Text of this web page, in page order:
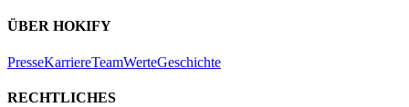
ÜBER HOKIFY
PresseKarriereTeamWerteGeschichte
RECHTLICHES